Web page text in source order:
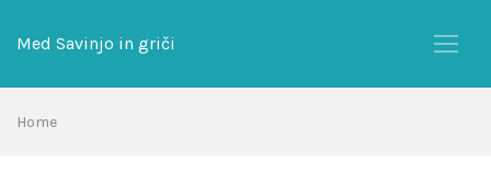
Med Savinjo in griči
Home